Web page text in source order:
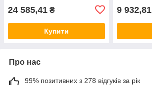
24 585,41 ₴
Купити
9 932,81
Про нас
99% позитивних з 278 відгуків за рік